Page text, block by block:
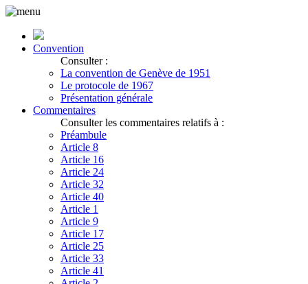
Convention
Consulter :
La convention de Genève de 1951
Le protocole de 1967
Présentation générale
Commentaires
Consulter les commentaires relatifs à :
Préambule
Article 8
Article 16
Article 24
Article 32
Article 40
Article 1
Article 9
Article 17
Article 25
Article 33
Article 41